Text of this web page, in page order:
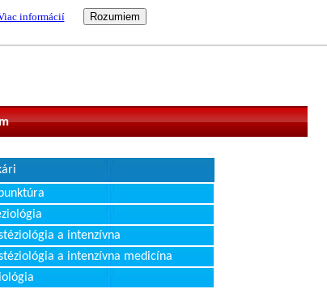
informácií
a intenzívna
a intenzívna medicína